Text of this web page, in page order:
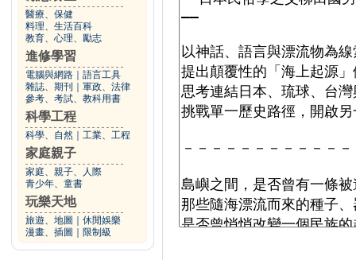
醫療、保健
料理、生活百科
教育、心理、勵志
進修學習
電腦與網路
語言工具
雜誌、期刊
軍政、法律
參考、考試、教科用書
科學工程
科學、自然 工業、工程
家庭親子
家庭、親子、人際
青少年、童書
玩樂天地
旅遊、地圖
休閒娛樂
漫畫、插圖
限制級